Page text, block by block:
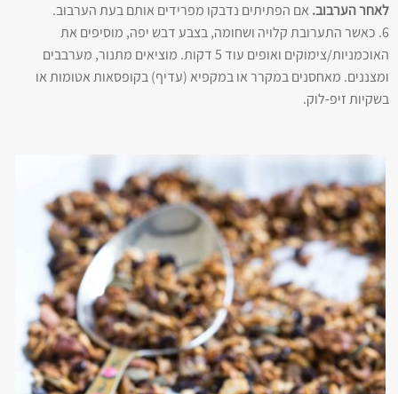
לאחר הערבוב. אם הפתיתים נדבקו מפרידים אותם בעת הערבוב.
6. כאשר התערובת קלויה ושחומה, בצבע דבש יפה, מוסיפים את
האוכמניות/צימוקים ואופים עוד 5 דקות. מוציאים מתנור, מערבבים
ומצננים. מאחסנים במקרר או במקפיא (עדיף) בקופסאות אטומות או
בשקיות זיפ-לוק.